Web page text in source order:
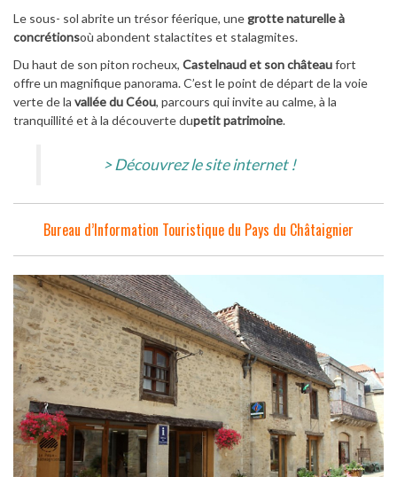
Le sous- sol abrite un trésor féerique, unegrotte naturelle à
concrétionsoù abondent stalactites et stalagmites.
Du haut de son piton rocheux, Castelnaud et son châteaufort
offre un magnifique panorama. C’est le point de départ de la voie
verte de la vallée du Céou, parcours qui invite au calme, à la
tranquillité et à la découverte dupetit patrimoine.
> Découvrez le site internet !
Bureau d’Information Touristique du Pays du Châtaignier